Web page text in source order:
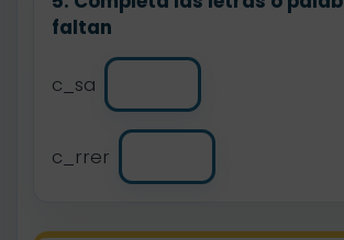
faltan
c_sa
c_rrer